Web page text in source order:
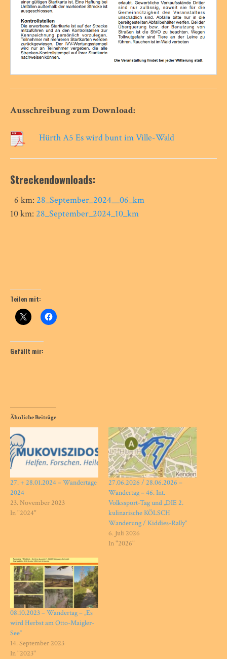
Ausschreibung zum Download:
Hürth A5 Es wird bunt im Ville-Wald
Streckendownloads:
6 km: 28_September_2024__06_km
10 km: 28_September_2024_10_km
Teilen mit:
Gefällt mir:
Ähnliche Beiträge
27. + 28.01.2024 – Wandertage
2024
23. November 2023
In "2024"
27.06.2026 / 28.06.2026 –
Wandertag – 46. Int.
Volkssport-Tag und „DIE 2.
kulinarische KÖLSCH
Wanderung / Kiddies-Rally“
6. Juli 2026
In "2026"
08.10.2023 – Wandertag – „Es
wird Herbst am Otto-Maigler-
See“
14. September 2023
In "2023"